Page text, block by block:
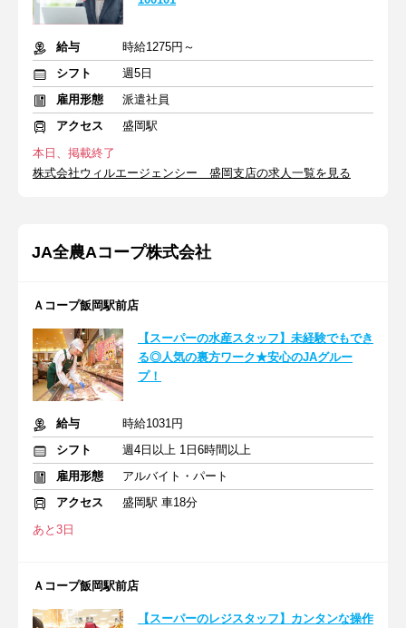
給与
時給1275円～
シフト
週5日
雇用形態
派遣社員
アクセス
盛岡駅
本日、掲載終了
株式会社ウィルエージェンシー 盛岡支店の求人一覧を見る
JA全農Aコープ株式会社
Ａコープ飯岡駅前店
【スーパーの水産スタッフ】未経験でもでき
る◎人気の裏方ワーク★安心のJAグルー
プ！
給与
時給1031円
シフト
週4日以上 1日6時間以上
雇用形態
アルバイト・パート
アクセス
盛岡駅 車18分
あと3日
Ａコープ飯岡駅前店
【スーパーのレジスタッフ】カンタンな操作